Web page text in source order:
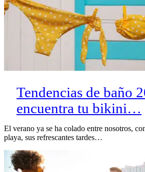
Tendencias de baño
encuentra tu bikini…
El verano ya se ha colado entre nosotros,
playa, sus refrescantes tardes…